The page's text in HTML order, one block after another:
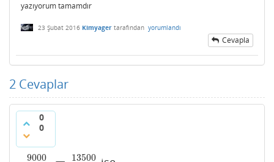
yazıyorum tamamdır
23 Şubat 2016 Kimyager tarafından yorumlandı
Cevapla
2 Cevaplar
0
0
9000 13500